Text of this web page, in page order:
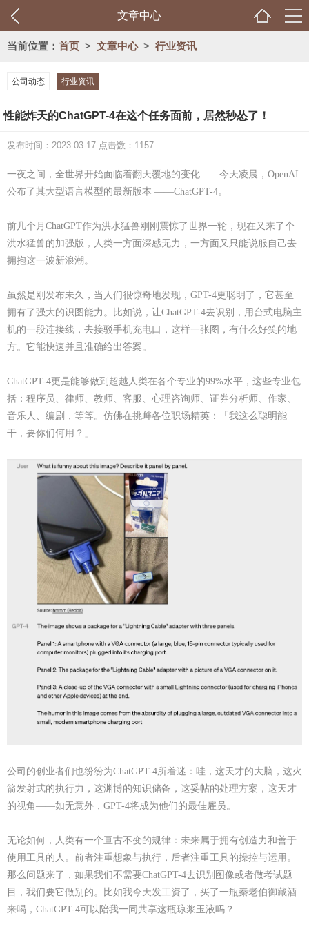
文章中心
当前位置： 首页 > 文章中心 > 行业资讯
公司动态 行业资讯
性能炸天的ChatGPT-4在这个任务面前，居然秒怂了！
发布时间：2023-03-17 点击数：1157
一夜之间，全世界开始面临着翻天覆地的变化——今天凌晨，OpenAI
公布了其大型语言模型的最新版本 ——ChatGPT-4。
前几个月 ChatGPT作为洪水猛兽刚刚震惊了世界一轮，现在又来了个
洪水猛兽的加强版，人类一方面深感无力，一方面又只能说服自己去
拥抱这一波新浪潮。
虽然是刚发布未久，当人们很惊奇地发现， GPT-4更聪明 了，它甚至
拥有了强大的识图能力 。比如说，让ChatGPT-4去识别，用台式电脑主
机的一段连接线，去接驳手机充电口，这样一张图，有什么好笑的地
方。它能快速并且准确给出答案。
ChatGPT-4更是能够做到超越人类在各个专业的99%水平，这些专业包
括：程序员、律师、教师、客服、心理咨询师、证券分析师、作家、
音乐人、编剧，等等。仿佛在挑衅各位职场精英：「我这么聪明能
干，要你们何用？」
公司的创业者们也纷纷为ChatGPT-4所着迷：哇，这天才的大脑，这火
箭发射式的执行力，这渊博的知识储备，这妥帖的处理方案，这天才
的视角——如无意外，GPT-4将成为他们的最佳雇员。
无论如何，人类有一个亘古不变的规律：未来属于拥有创造力和善于
使用工具的人。前者注重想象与执行，后者注重工具的操控与运用。
那么问题来了，如果我们不需要ChatGPT-4去识别图像或者做考试题
目，我们要它做别的。比如我今天发工资了，买了一瓶秦老伯御藏酒
来喝，ChatGPT-4可以陪我一同共享这瓶琼浆玉液吗？